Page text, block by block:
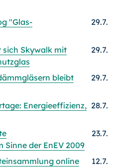
"Glas-
29.7.
Skywalk mit
29.7.
bleibt
29.7.
Energieeffizienz, 28.7.
der EnEV 2009
23.7.
online
12.7.